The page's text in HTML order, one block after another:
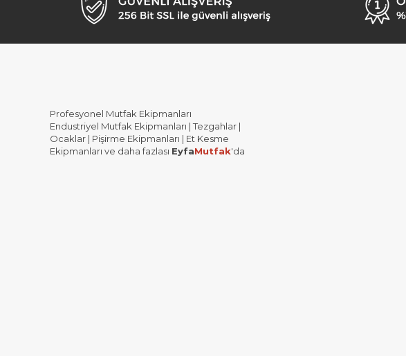
Profesyonel Mutfak Ekipmanları
Endustriyel Mutfak Ekipmanları | Tezgahlar |
Ocaklar | Pişirme Ekipmanları | Et Kesme
Ekipmanları ve daha fazlası EyfaMutfak'da